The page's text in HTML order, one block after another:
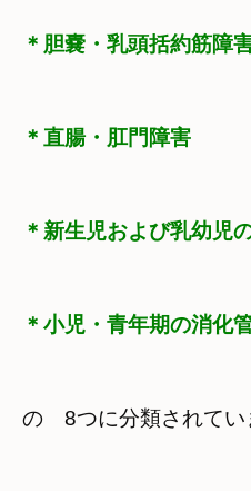
＊胆嚢・乳頭括約筋障
＊直腸・肛門障害
＊新生児および乳幼児
＊小児・青年期の消化
の　8つに分類されてい